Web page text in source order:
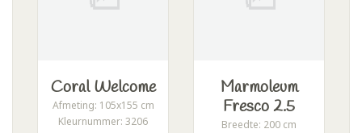
Coral Welcome
Afmeting: 105x155 cm
Kleurnummer: 3206
Marmoleum
Fresco 2.5
Breedte: 200 cm